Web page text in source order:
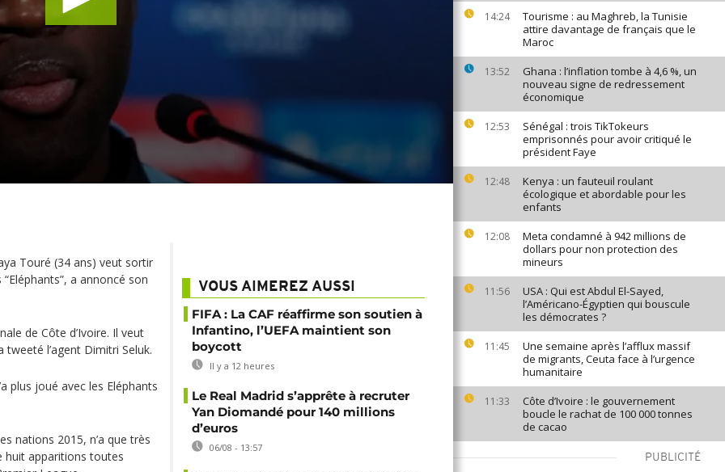
14:24
Tourisme : au Maghreb, la Tunisie
attire davantage de français que le
Maroc
13:52
Ghana : l’inflation tombe à 4,6 %, un
nouveau signe de redressement
économique
12:53
Sénégal : trois TikTokeurs
emprisonnés pour avoir critiqué le
président Faye
12:48
Kenya : un fauteuil roulant
écologique et abordable pour les
enfants
12:08
Meta condamné à 942 millions de
dollars pour non protection des
mineurs
11:56
USA : Qui est Abdul El-Sayed,
l’Américano-Égyptien qui bouscule
les démocrates ?
11:45
Une semaine après l’afflux massif
de migrants, Ceuta face à l’urgence
humanitaire
11:33
Côte d’Ivoire : le gouvernement
boucle le rachat de 100 000 tonnes
de cacao
PUBLICITÉ
Touré (34 ans) veut sortir
a annoncé son
de Côte d’Ivoire. Il veut
l’agent Dimitri Seluk.
plus joué avec les Eléphants
nations 2015, n’a que très
huit apparitions toutes
VOUS AIMEREZ AUSSI
FIFA : La CAF réaffirme son soutien à
Infantino, l’UEFA maintient son
boycott
Il y a 12 heures
Le Real Madrid s’apprête à recruter
Yan Diomandé pour 140 millions
d’euros
06/08 - 13:57